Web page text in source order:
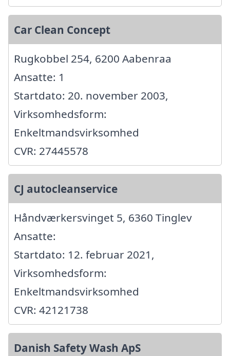
Car Clean Concept
Rugkobbel 254, 6200 Aabenraa
Ansatte: 1
Startdato: 20. november 2003,
Virksomhedsform:
Enkeltmandsvirksomhed
CVR: 27445578
CJ autocleanservice
Håndværkersvinget 5, 6360 Tinglev
Ansatte:
Startdato: 12. februar 2021,
Virksomhedsform:
Enkeltmandsvirksomhed
CVR: 42121738
Danish Safety Wash ApS